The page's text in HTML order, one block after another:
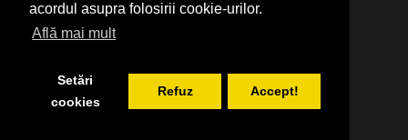
acordul asupra folosirii cookie-urilor.
Află mai mult
Setări
cookies
Refuz Accept!